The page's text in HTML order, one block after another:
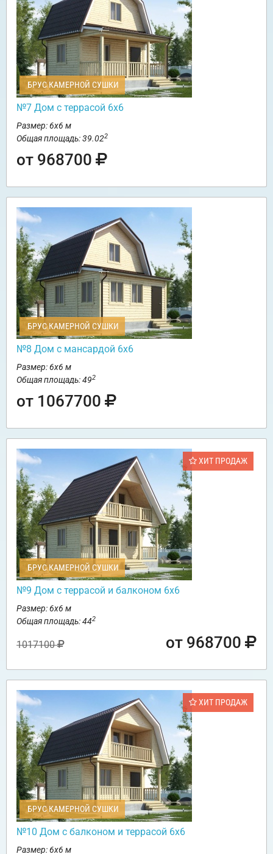
БРУС КАМЕРНОЙ СУШКИ
№7 Дом с террасой 6х6
Размер: 6х6 м
Общая площадь: 39.022
от 968700
БРУС КАМЕРНОЙ СУШКИ
№8 Дом с мансардой 6х6
Размер: 6х6 м
Общая площадь: 492
от 1067700
ХИТ ПРОДАЖ
БРУС КАМЕРНОЙ СУШКИ
№9 Дом с террасой и балконом 6х6
Размер: 6х6 м
Общая площадь: 442
1017100 от 968700
ХИТ ПРОДАЖ
БРУС КАМЕРНОЙ СУШКИ
№10 Дом с балконом и террасой 6х6
Размер: 6х6 м